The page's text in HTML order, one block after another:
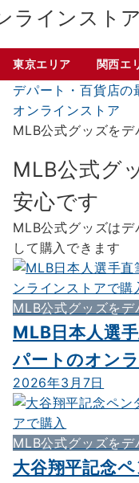
東京エリア 関西エ
デパート・百貨店の
オンラインストア
MLB公式グッズをデ
MLB公式グ
安心です
MLB公式グッズは
して購入できます
MLB公式グッズをデ
MLB日本人選
パートのオン
2026年3月7日
MLB公式グッズをデ
大谷翔平記念